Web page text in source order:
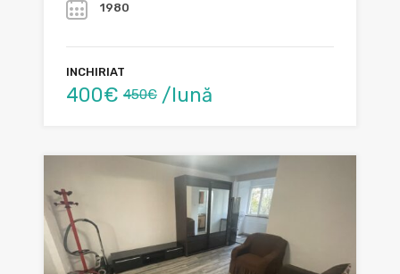
1980
INCHIRIAT
400€ 450€ /lună